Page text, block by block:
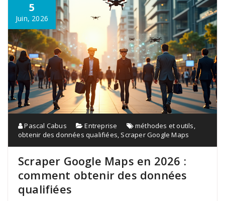
5
Juin, 2026
Pascal Cabus Entreprise méthodes et outils,
obtenir des données qualifiées, Scraper Google Maps
Scraper Google Maps en 2026 :
comment obtenir des données
qualifiées